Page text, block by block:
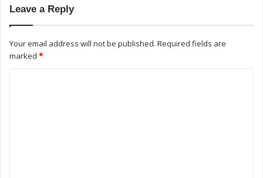
Leave a Reply
Your email address will not be published. Required fields are
marked *